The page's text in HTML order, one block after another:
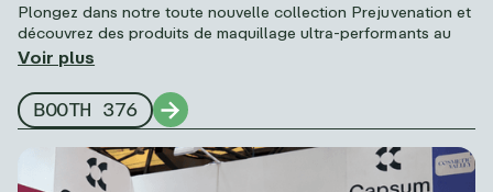
Plongez dans notre toute nouvelle collection Prejuvenation et
découvrez des produits de maquillage ultra-performants au
Javits Center ! Venez nous rencontrer, ainsi que notre
l'inspiration de votre prochain produit phare.
Voir plus
BOOTH 376